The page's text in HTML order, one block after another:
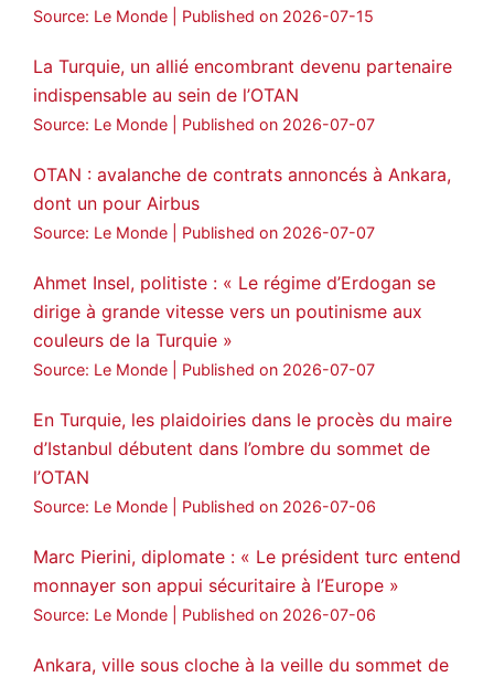
Source: Le Monde Published on 2026-07-15
La Turquie, un allié encombrant devenu partenaire
indispensable au sein de l’OTAN
Source: Le Monde Published on 2026-07-07
OTAN : avalanche de contrats annoncés à Ankara,
dont un pour Airbus
Source: Le Monde Published on 2026-07-07
Ahmet Insel, politiste : « Le régime d’Erdogan se
dirige à grande vitesse vers un poutinisme aux
couleurs de la Turquie »
Source: Le Monde Published on 2026-07-07
En Turquie, les plaidoiries dans le procès du maire
d’Istanbul débutent dans l’ombre du sommet de
l’OTAN
Source: Le Monde Published on 2026-07-06
Marc Pierini, diplomate : « Le président turc entend
monnayer son appui sécuritaire à l’Europe »
Source: Le Monde Published on 2026-07-06
Ankara, ville sous cloche à la veille du sommet de